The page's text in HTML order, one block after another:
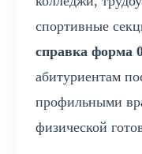
спортивные
справка форма
абитуриентам
профильными
физической